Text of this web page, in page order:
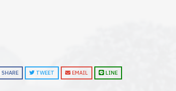
SHARE TWEET EMAIL LINE